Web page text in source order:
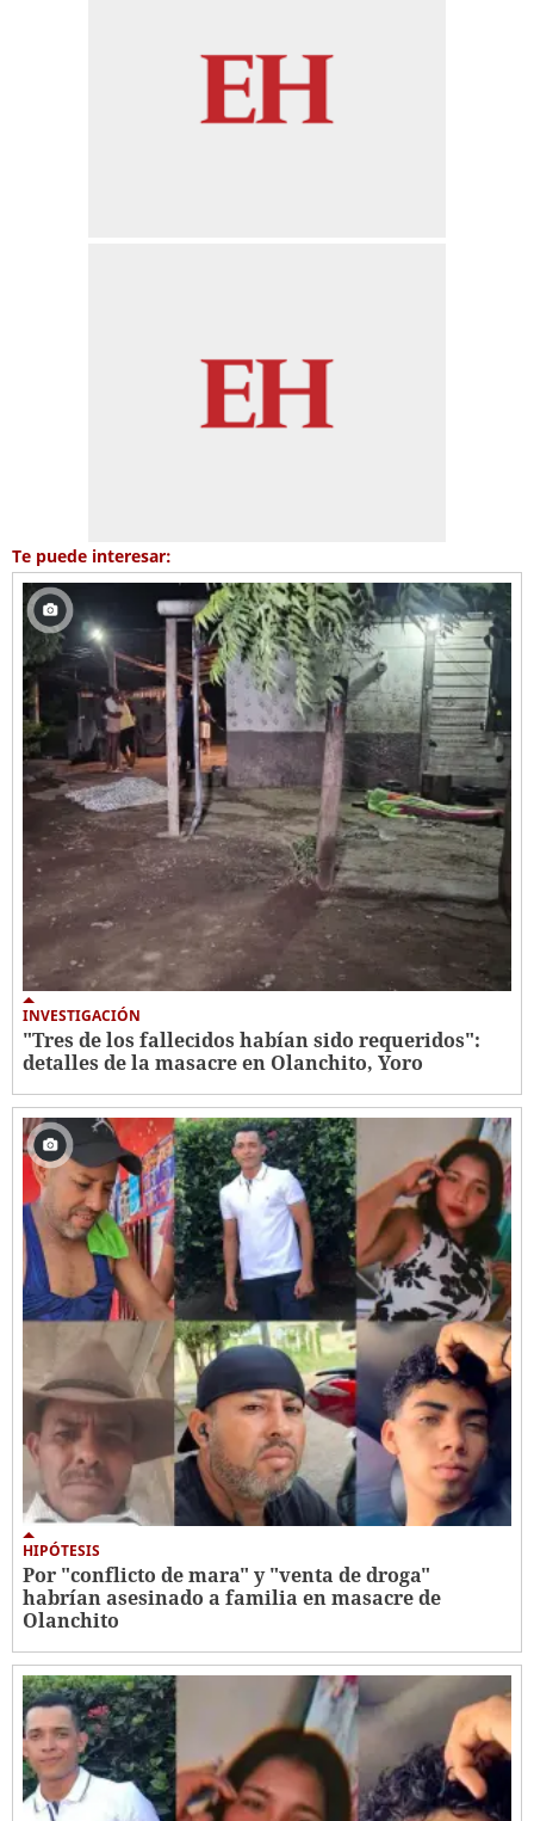
Te puede interesar:
INVESTIGACIÓN
"Tres de los fallecidos habían sido requeridos":
detalles de la masacre en Olanchito, Yoro
HIPÓTESIS
Por "conflicto de mara" y "venta de droga"
habrían asesinado a familia en masacre de
Olanchito